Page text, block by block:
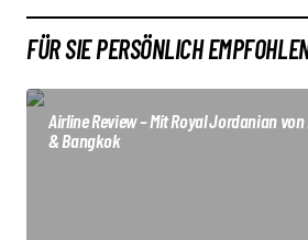
Your E-mail
FÜR SIE PERSÖNLICH
Airline Review – Mit Royal Jordanian
& Bangkok